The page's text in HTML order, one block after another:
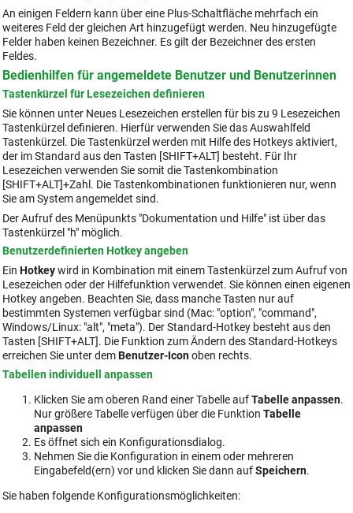
An einigen Feldern kann über eine Plus-Schaltfläche mehrfach ein
weiteres Feld der gleichen Art hinzugefügt werden. Neu hinzugefügte
Felder haben keinen Bezeichner. Es gilt der Bezeichner des ersten
Feldes.
Bedienhilfen für angemeldete Benutzer und Benutzerinnen
Tastenkürzel für Lesezeichen definieren
Sie können unter Neues Lesezeichen erstellen für bis zu 9 Lesezeichen
Tastenkürzel definieren. Hierfür verwenden Sie das Auswahlfeld
Tastenkürzel. Die Tastenkürzel werden mit Hilfe des Hotkeys aktiviert,
der im Standard aus den Tasten [SHIFT+ALT] besteht. Für Ihr
Lesezeichen verwenden Sie somit die Tastenkombination
[SHIFT+ALT]+Zahl. Die Tastenkombinationen funktionieren nur, wenn
Sie am System angemeldet sind.
Der Aufruf des Menüpunkts "Dokumentation und Hilfe" ist über das
Tastenkürzel "h" möglich.
BenutzerdefiniertenHotkey angeben
Ein Hotkeywird in Kombination mit einem Tastenkürzel zum Aufruf von
Lesezeichen oder der Hilfefunktion verwendet. Sie können einen eigenen
Hotkey angeben. Beachten Sie, dass manche Tasten nur auf
bestimmten Systemen verfügbar sind (Mac: "option", "command",
Windows/Linux: "alt", "meta"). Der Standard-Hotkey besteht aus den
Tasten [SHIFT+ALT]. Die Funktion zum Ändern des Standard-Hotkeys
erreichen Sie unter demBenutzer-Iconoben rechts.
Tabellen individuell anpassen
Klicken Sie am oberen Rand einer Tabelle aufTabelle anpassen.
Nur größere Tabelle verfügen über die Funktion Tabelle
anpassen
Es öffnet sich ein Konfigurationsdialog.
Nehmen Sie die Konfiguration in einem oder mehreren
Eingabefeld(ern) vor und klicken Sie dann aufSpeichern.
Sie haben folgende Konfigurationsmöglichkeiten: